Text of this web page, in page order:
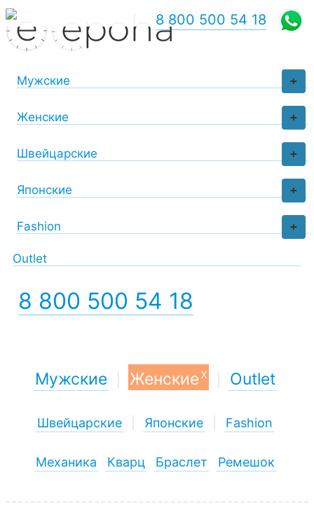
+
Мужские
+
Женские
+
Швейцарские
+
Японские
+
Fashion
Outlet
8 800 500 54 18
8 800 500 54 18
Мужские Женскиеx Outlet
Швейцарские Японские Fashion
Механика Кварц Браслет Ремешок